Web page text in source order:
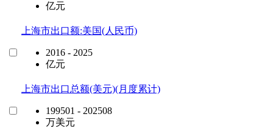
亿元
上海市出口额:美国(人民币)
2016 - 2025
亿元
上海市出口总额(美元)(月度累计)
199501 - 202508
万美元